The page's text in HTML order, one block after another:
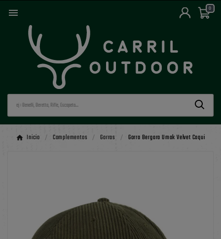
 0
Inicio Complementos Gorras Gorra Bergara Umak Velvet Caqui